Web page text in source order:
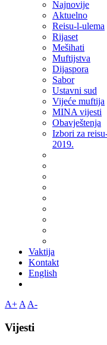
Najnovije
Aktuelno
Reisu-l-ulema
Rijaset
Mešihati
Muftijstva
Dijaspora
Sabor
Ustavni sud
Vijeće muftija
MINA vijesti
Obavještenja
Izbori za
2019.
Vaktija
Kontakt
English
A+ A A-
Vijesti